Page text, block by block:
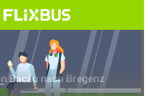
Bacău nach Bregenz